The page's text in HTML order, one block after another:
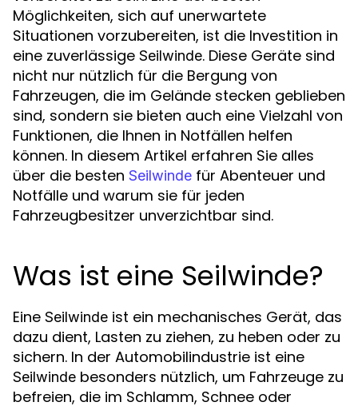
Möglichkeiten, sich auf unerwartete
Situationen vorzubereiten, ist die Investition in
eine zuverlässige Seilwinde. Diese Geräte sind
nicht nur nützlich für die Bergung von
Fahrzeugen, die im Gelände stecken geblieben
sind, sondern sie bieten auch eine Vielzahl von
Funktionen, die Ihnen in Notfällen helfen
können. In diesem Artikel erfahren Sie alles
über die besten Seilwinde für Abenteuer und
Notfälle und warum sie für jeden
Fahrzeugbesitzer unverzichtbar sind.
Was ist eine Seilwinde?
Eine Seilwinde ist ein mechanisches Gerät, das
dazu dient, Lasten zu ziehen, zu heben oder zu
sichern. In der Automobilindustrie ist eine
Seilwinde besonders nützlich, um Fahrzeuge zu
befreien, die im Schlamm, Schnee oder